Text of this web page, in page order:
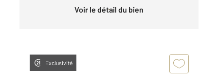
Voir le détail du bien
Exclusivité